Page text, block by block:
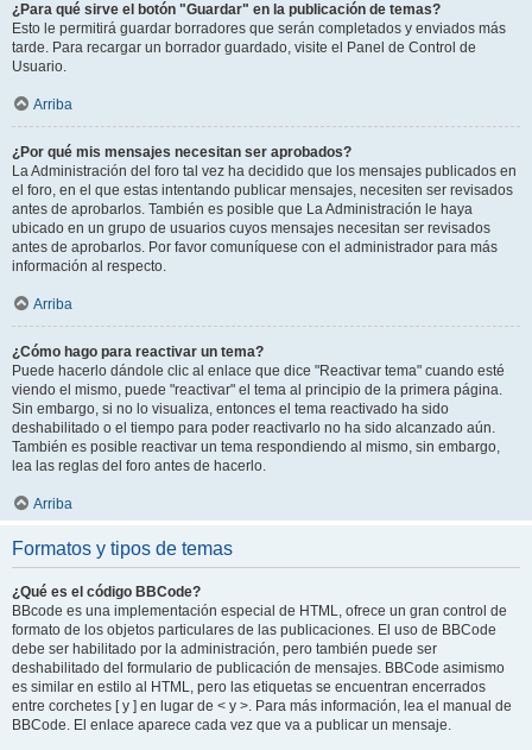
¿Para qué sirve el botón "Guardar" en la publicación de temas?
Esto le permitirá guardar borradores que serán completados y enviados más
tarde. Para recargar un borrador guardado, visite el Panel de Control de
Usuario.
Arriba
¿Por qué mis mensajes necesitan ser aprobados?
La Administración del foro tal vez ha decidido que los mensajes publicados en
el foro, en el que estas intentando publicar mensajes, necesiten ser revisados
antes de aprobarlos. También es posible que La Administración le haya
ubicado en un grupo de usuarios cuyos mensajes necesitan ser revisados
antes de aprobarlos. Por favor comuníquese con el administrador para más
información al respecto.
Arriba
¿Cómo hago para reactivar un tema?
Puede hacerlo dándole clic al enlace que dice "Reactivar tema" cuando esté
viendo el mismo, puede "reactivar" el tema al principio de la primera página.
Sin embargo, si no lo visualiza, entonces el tema reactivado ha sido
deshabilitado o el tiempo para poder reactivarlo no ha sido alcanzado aún.
También es posible reactivar un tema respondiendo al mismo, sin embargo,
lea las reglas del foro antes de hacerlo.
Arriba
Formatos y tipos de temas
¿Qué es el código BBCode?
BBcode es una implementación especial de HTML, ofrece un gran control de
formato de los objetos particulares de las publicaciones. El uso de BBCode
debe ser habilitado por la administración, pero también puede ser
deshabilitado del formulario de publicación de mensajes. BBCode asimismo
es similar en estilo al HTML, pero las etiquetas se encuentran encerrados
entre corchetes [ y ] en lugar de < y >. Para más información, lea el manual de
BBCode. El enlace aparece cada vez que va a publicar un mensaje.